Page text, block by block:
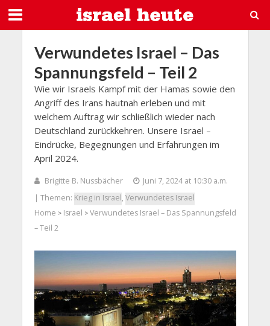
Verwundetes Israel – Das
Spannungsfeld – Teil 2
Wie wir Israels Kampf mit der Hamas sowie den
Angriff des Irans hautnah erleben und mit
welchem Auftrag wir schließlich wieder nach
Deutschland zurückkehren. Unsere Israel –
Eindrücke, Begegnungen und Erfahrungen im
April 2024.
Brigitte B. Nussbächer
Juni 7, 2024 at 10:30 a.m.
| Themen: Krieg in Israel, Verwundetes Israel
Home > Israel > Verwundetes Israel – Das Spannungsfeld
– Teil 2